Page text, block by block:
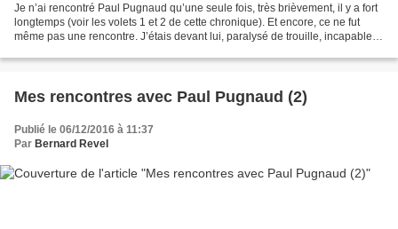
Je n’ai rencontré Paul Pugnaud qu’une seule fois, très brièvement, il y a fort
longtemps (voir les volets 1 et 2 de cette chronique). Et encore, ce ne fut
même pas une rencontre. J’étais devant lui, paralysé de trouille, incapable
Mes rencontres avec Paul Pugnaud (2)
Publié le 06/12/2016 à 11:37
Par Bernard Revel